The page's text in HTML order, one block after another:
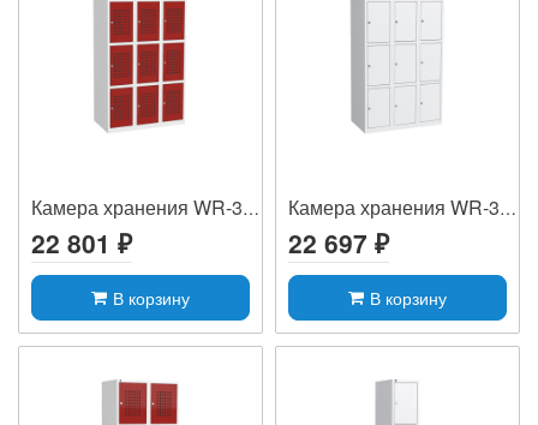
Камера хранения WR-312Pv1
22 801 ₽
В корзину
Камера хранения WR-312v1
22 697 ₽
В корзину